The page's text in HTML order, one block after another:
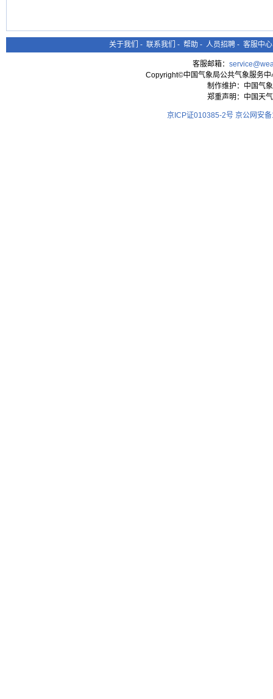
关于我们 - 联系我们 - 帮助 - 人员招聘 - 客服中心
客服邮箱：
Copyright©中国气象局公共气象服务
制作维护：中国气
郑重声明：中国天
京ICP证010385-2号 京公网安